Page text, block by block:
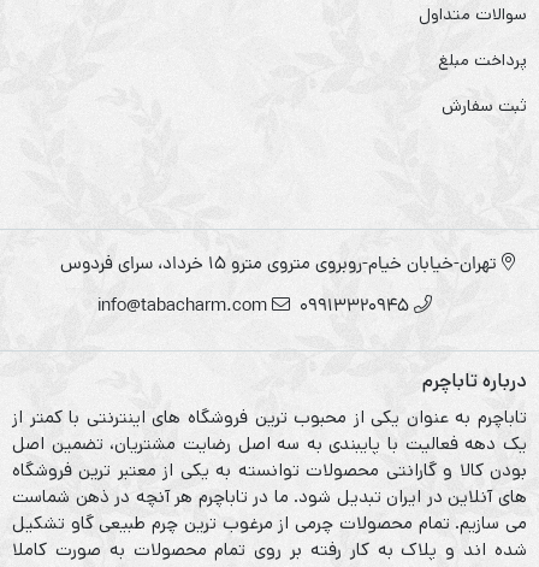
سوالات متداول
پرداخت مبلغ
ثبت سفارش
تهران-خیابان خیام-روبروی متروی مترو ۱۵ خرداد، سرای فردوس
09913320945
info@tabacharm.com
درباره تاباچرم
تاباچرم به عنوان یکی از محبوب ترین فروشگاه های اینترنتی با کمتر از
یک دهه فعالیت با پایبندی به سه اصل رضایت مشتریان، تضمین اصل
بودن کالا و گارانتی محصولات توانسته به یکی از معتبر ترین فروشگاه
های آنلاین در ایران تبدیل شود. ما در تاباچرم هر آنچه در ذهن شماست
می سازیم. تمام محصولات چرمی از مرغوب ترین چرم طبیعی گاو تشکیل
شده اند و پلاک به کار رفته بر روی تمام محصولات به صورت کاملا